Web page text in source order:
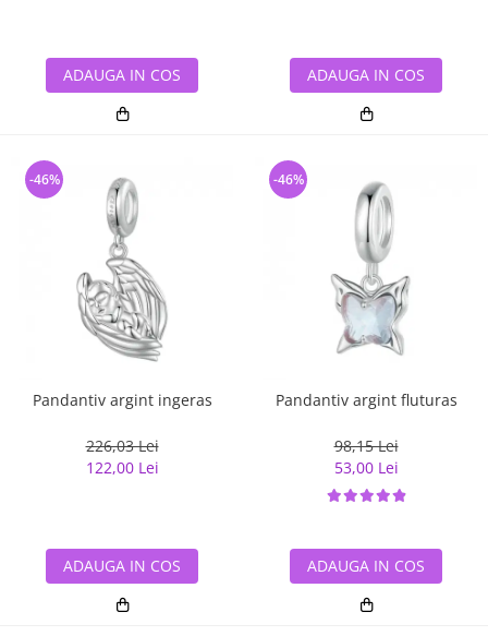
ADAUGA IN COS ADAUGA IN COS
Pandantiv argint ingeras
226,03 Lei
122,00 Lei
-46%
ADAUGA IN COS
Pandantiv argint fluturas
98,15 Lei
53,00 Lei
-46%
ADAUGA IN COS